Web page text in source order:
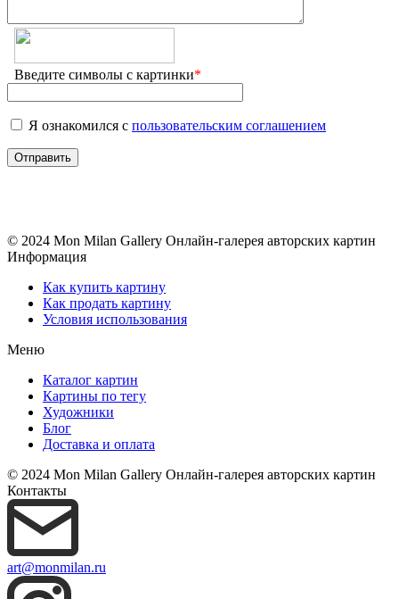
Введите символы с картинки*
Я ознакомился с пользовательским соглашением
© 2024 Mon Milan Gallery Онлайн-галерея авторских картин
Информация
Как купить картину
Как продать картину
Условия использования
Меню
Каталог картин
Картины по тегу
Художники
Блог
Доставка и оплата
© 2024 Mon Milan Gallery Онлайн-галерея авторских картин
Контакты
art@monmilan.ru